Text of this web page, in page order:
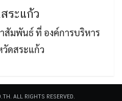
ระแก้ว
สัมพันธ์ ที่ องค์การบริหาร
ดสระแก้ว
ALL RIGHTS RESERVED.